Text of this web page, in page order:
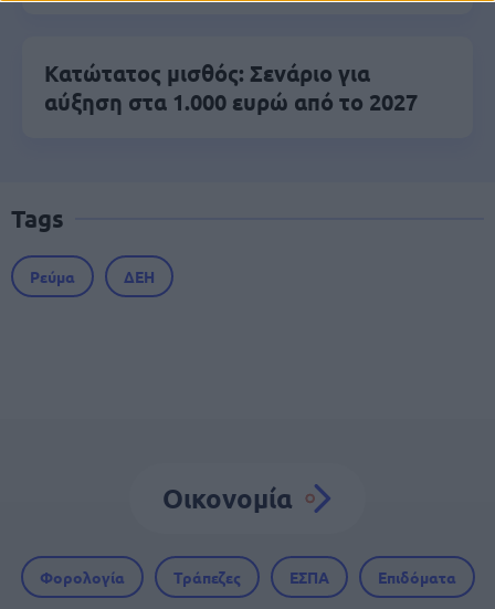
Κατώτατος μισθός: Σενάριο για
αύξηση στα 1.000 ευρώ από το 2027
Tags
Ρεύμα ΔΕΗ
Οικονομία
Φορολογία Τράπεζες ΕΣΠΑ Επιδόματα